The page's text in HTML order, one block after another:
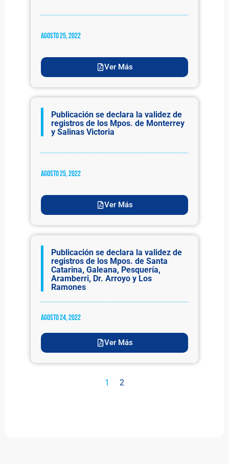
agosto 25, 2022
Ver Más
Publicación se declara la validez de
registros de los Mpos. de Monterrey
y Salinas Victoria
agosto 25, 2022
Ver Más
Publicación se declara la validez de
registros de los Mpos. de Santa
Catarina, Galeana, Pesquería,
Aramberri, Dr. Arroyo y Los
Ramones
agosto 24, 2022
Ver Más
1 2